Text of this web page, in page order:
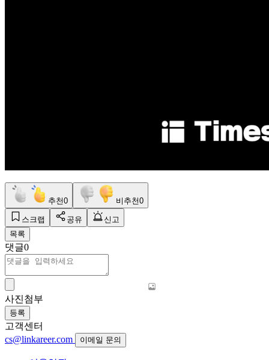
추천0 비추천0
스크랩 공유
신고
목록
댓글0
사진첨부
등록
고객센터
cs@linkareer.com
이메일 문의